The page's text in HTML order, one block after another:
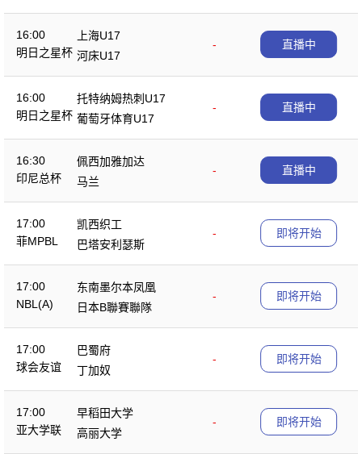
16:00
明日之星杯
上海U17
-
河床U17
直播中
16:00
明日之星杯
托特纳姆热刺U17
-
葡萄牙体育U17
直播中
16:30
印尼总杯
佩西加雅加达
-
马兰
直播中
17:00
菲MPBL
凯西织工
-
巴塔安利瑟斯
即将开始
17:00
NBL(A)
东南墨尔本凤凰
-
日本B聯賽聯隊
即将开始
17:00
球会友谊
巴蜀府
-
丁加奴
即将开始
17:00
亚大学联
早稻田大学
-
高丽大学
即将开始